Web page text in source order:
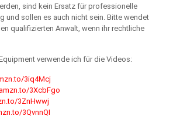
sind kein Ersatz für professionelle
und sollen es auch nicht sein. Bitte wendet
qualifizierten Anwalt, wenn ihr rechtliche
verwende ich für die Videos:
3iq4Mcj
3XcbFgo
3ZnHwwj
3QvnnQI